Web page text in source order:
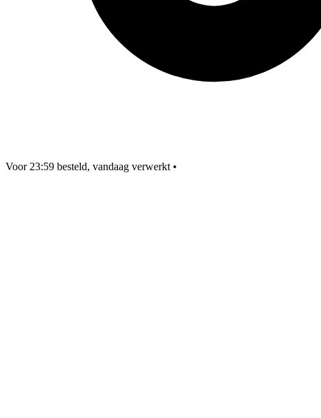
Voor 23:59 besteld, vandaag verwerkt •